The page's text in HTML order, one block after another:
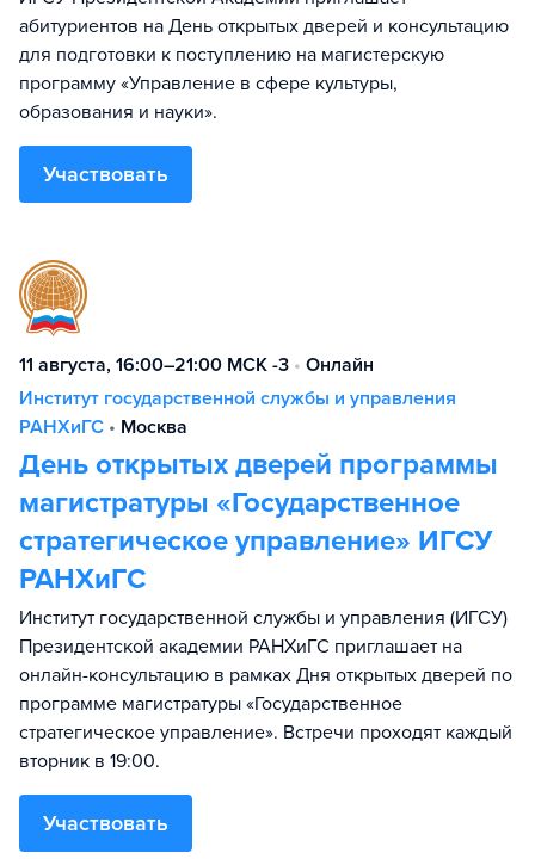
абитуриентов на День открытых дверей и консультацию
для подготовки к поступлению на магистерскую
программу «Управление в сфере культуры,
образования и науки».
Участвовать
11 августа, 16:00–21:00 МСК -3 • Онлайн
Институт государственной службы и управления
РАНХиГС • Москва
День открытых дверей программы
магистратуры «Государственное
стратегическое управление» ИГСУ
РАНХиГС
Институт государственной службы и управления (ИГСУ)
Президентской академии РАНХиГС приглашает на
онлайн-консультацию в рамках Дня открытых дверей по
программе магистратуры «Государственное
стратегическое управление». Встречи проходят каждый
вторник в 19:00.
Участвовать